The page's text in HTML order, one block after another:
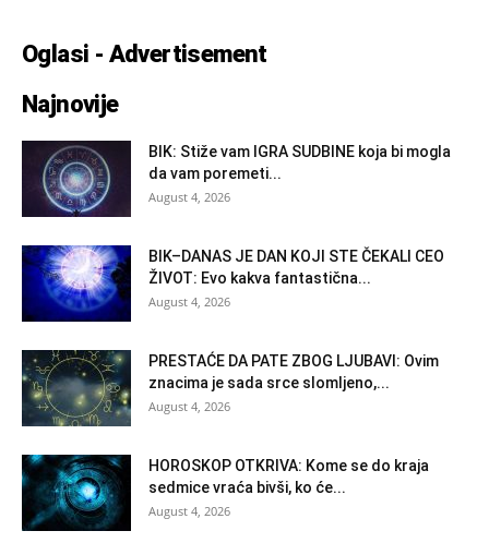
Oglasi - Advertisement
Najnovije
BIK: Stiže vam IGRA SUDBINE koja bi mogla
da vam poremeti...
August 4, 2026
BIK–DANAS JE DAN KOJI STE ČEKALI CEO
ŽIVOT: Evo kakva fantastična...
August 4, 2026
PRESTAĆE DA PATE ZBOG LJUBAVI: Ovim
znacima je sada srce slomljeno,...
August 4, 2026
HOROSKOP OTKRIVA: Kome se do kraja
sedmice vraća bivši, ko će...
August 4, 2026